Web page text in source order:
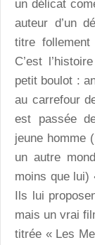
un délicat
auteur d’un
titre
C’est
petit boulot :
au carrefour
est passée
jeune homme
un autre
moins que lui)
Ils lui
mais un vrai
titrée « Les